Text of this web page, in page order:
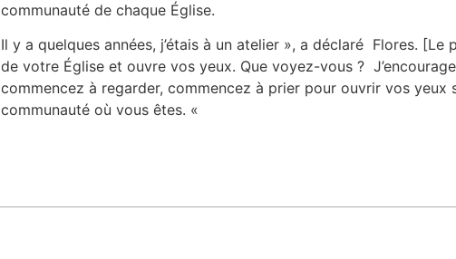
communauté de chaque Église.
Il y a quelques années, j’étais à un atelier », a déclaré Flores.
de votre Église et ouvre vos yeux. Que voyez-vous ?
commencez à regarder, commencez à prier pour ouvrir vos
communauté où vous êtes. «